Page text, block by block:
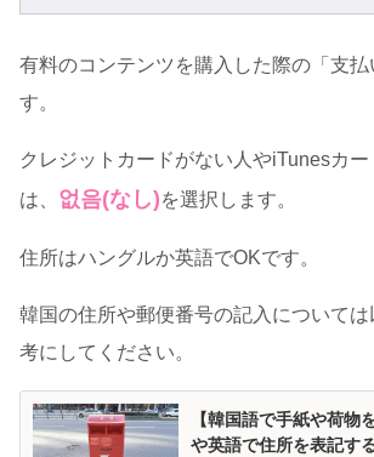
有料のコンテンツを購入した際の「支払
す。
クレジットカードがない人やiTunesカー
は、 없음(なし)を選択します。
住所はハングルか英語でOKです。
韓国の住所や郵便番号の記入について
考にしてください。
【韓国語で手紙や荷物
や英語で住所を表記す